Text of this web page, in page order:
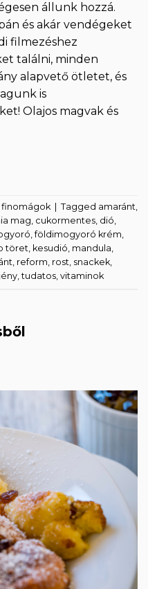
állunk hozzá.
és akár vendégeket
filmezéshez
találni, minden
alapvető ötletet, és
is
Olajos magvak és
finomágok Tagged amaránt,
mag, cukormentes, dió,
,földimogyoró krém,
töret, kesudió, mandula,
, reform, rost, snackek,
,tudatos, vitaminok